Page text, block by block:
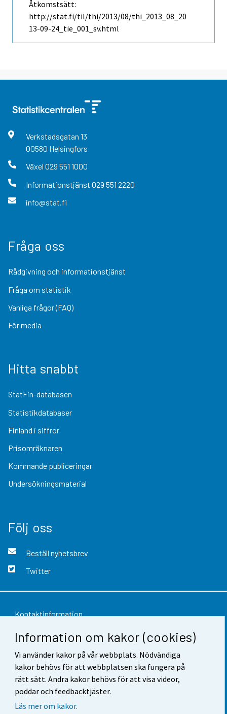
Information om kakor (cookies)
Vi använder kakor på vår webbplats. Nödvändiga
kakor behövs för att webbplatsen ska fungera på
rätt sätt. Andra kakor behövs för att visa videor,
poddar och feedbacktjäster.
Läs mer om kakor.
Åtkomstsätt:
http://stat.fi/til/thi/2013/08/thi_2013_08_20
13-09-24_tie_001_sv.html
Verkstadsgatan 13
00580 Helsingfors
Växel 029 551 1000
Informationstjänst 029 551 2220
info@stat.fi
Fråga oss
Rådgivning och informationstjänst
Fråga om statistik
Vanliga frågor (FAQ)
För media
Hitta snabbt
StatFin-databasen
Statistikdatabaser
Finland i siffror
Prisomräknaren
Kommande publiceringar
Undersökningsmaterial
Följ oss
Beställ nyhetsbrev
Twitter
Kontaktinformation
Respons
Användarvillkor
Dataskydd
Tillgänglighet